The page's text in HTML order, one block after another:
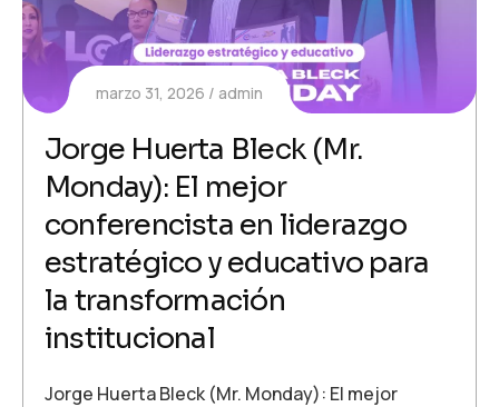
marzo 31, 2026 admin
Jorge Huerta Bleck (Mr.
Monday): El mejor
conferencista en liderazgo
estratégico y educativo para
la transformación
institucional
Jorge Huerta Bleck (Mr. Monday): El mejor